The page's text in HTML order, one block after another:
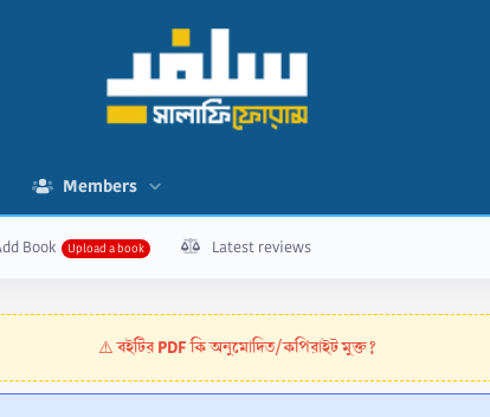
Members
Book Latest reviews
⚠️বইটির PDF কি অনুমোদিত/কপিরাইট মুক্ত?